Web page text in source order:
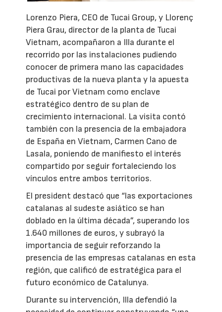
Lorenzo Piera, CEO de Tucai Group, y Llorenç
Piera Grau, director de la planta de Tucai
Vietnam, acompañaron a Illa durante el
recorrido por las instalaciones pudiendo
conocer de primera mano las capacidades
productivas de la nueva planta y la apuesta
de Tucai por Vietnam como enclave
estratégico dentro de su plan de
crecimiento internacional. La visita contó
también con la presencia de la embajadora
de España en Vietnam, Carmen Cano de
Lasala, poniendo de manifiesto el interés
compartido por seguir fortaleciendo los
vínculos entre ambos territorios.
El president destacó que “las exportaciones
catalanas al sudeste asiático se han
doblado en la última década”, superando los
1.640 millones de euros, y subrayó la
importancia de seguir reforzando la
presencia de las empresas catalanas en esta
región, que calificó de estratégica para el
futuro económico de Catalunya.
Durante su intervención, Illa defendió la